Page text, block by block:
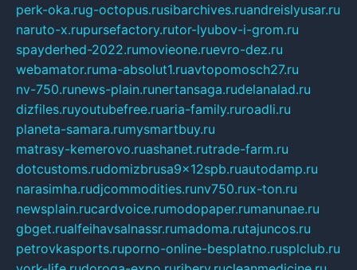
perk-oka.rug-octopus.rusibarchives.ruandreislyusar.ru
naruto-x.rupursefactory.rutor-lyubov-i-grom.ru
spayderhed-2022.rumovieone.ruevro-dez.ru
webamator.ruma-absolut1.ruavtopomosch27.ru
nv-750.runews-plain.runertansaga.rudelanalad.ru
dizfiles.ruyoutubefree.ruaria-family.ruroadli.ru
planeta-samara.rumysmartbuy.ru
matrasy-kemerovo.ruashanet.rutrade-farm.ru
dotcustoms.rudomizbrusa9x12spb.ruautodamp.ru
narasimha.rudjcommodities.runv750.rux-ton.ru
newsplain.rucardvoice.rumodopaper.rumanunae.ru
gbget.rualfeihavsalnassr.rumadoma.rutajuncos.ru
petrovkasports.ruporno-online-besplatno.rusplclub.ru